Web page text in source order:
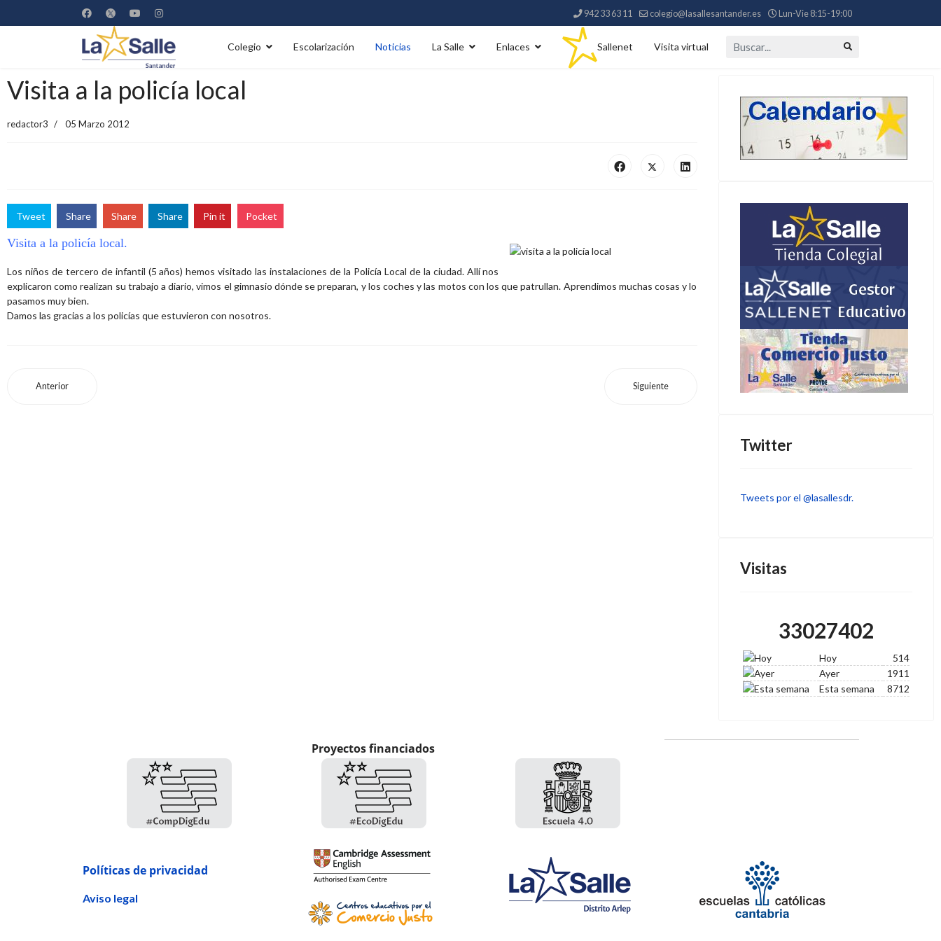
942 33 63 11 colegio@lasallesantander.es Lun-Vie 8:15-19:00
Colegio Escolarización Noticias La Salle Enlaces Sallenet Visita virtual Buscar...
Visita a la policía local
redactor3 05 Marzo 2012
Tweet Share Share Share Pin it Pocket
Visita a la policía local.
Los niños de tercero de infantil (5 años) hemos visitado las instalaciones de la Policía Local de la ciudad. Allí nos
explicaron como realizan su trabajo a diario, vimos el gimnasio dónde se preparan, y los coches y las motos con los que patrullan. Aprendimos muchas cosas y lo
pasamos muy bien.
Damos las gracias a los policías que estuvieron con nosotros.
Anterior Siguiente
Twitter
Tweets por el @lasallesdr.
Visitas
33027402
Hoy
514
Ayer
1911
Esta semana
8712
Proyectos financiados
Políticas de privacidad
Aviso legal